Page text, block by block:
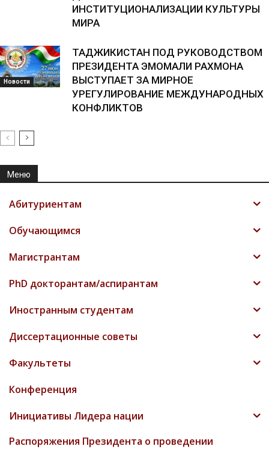
ИНСТИТУЦИОНАЛИЗАЦИИ КУЛЬТУРЫ
МИРА
Новости
ТАДЖИКИСТАН ПОД РУКОВОДСТВОМ
ПРЕЗИДЕНТА ЭМОМАЛИ РАХМОНА
ВЫСТУПАЕТ ЗА МИРНОЕ
УРЕГУЛИРОВАНИЕ МЕЖДУНАРОДНЫХ
КОНФЛИКТОВ
Меню
Абитуриентам
Обучающимся
Магистрантам
PhD докторантам/аспирантам
Иностранным студентам
Диссертационные советы
Факультеты
Конференция
Инициативы Лидера нации
Распоряжения Президента о проведении